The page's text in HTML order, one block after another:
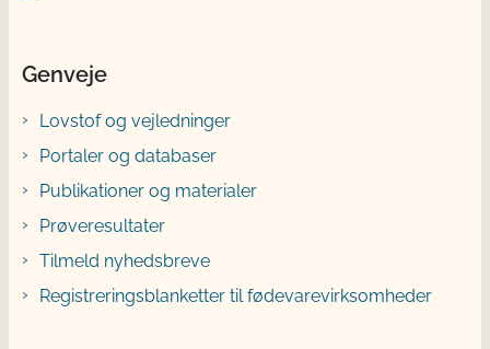
Genveje
Lovstof og vejledninger
Portaler og databaser
Publikationer og materialer
Prøveresultater
Tilmeld nyhedsbreve
Registreringsblanketter til fødevarevirksomheder